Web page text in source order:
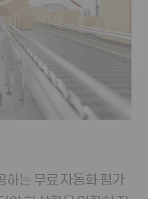
하는 무료 자동화 평가